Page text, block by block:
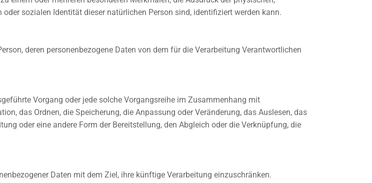
sozialen Identität dieser natürlichen Person sind, identifiziert werden kann.
deren personenbezogene Daten von dem für die Verarbeitung Verantwortlichen
Vorgang oder jede solche Vorgangsreihe im Zusammenhang mit
das Ordnen, die Speicherung, die Anpassung oder Veränderung, das Auslesen, das
oder eine andere Form der Bereitstellung, den Abgleich oder die Verknüpfung, die
Daten mit dem Ziel, ihre künftige Verarbeitung einzuschränken.